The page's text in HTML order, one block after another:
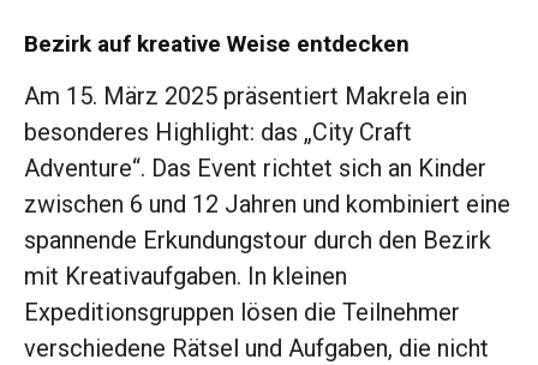
Bezirk auf kreative Weise entdecken
Am 15. März 2025 präsentiert Makrela ein
besonderes Highlight: das „City Craft
Adventure“. Das Event richtet sich an Kinder
zwischen 6 und 12 Jahren und kombiniert eine
spannende Erkundungstour durch den Bezirk
mit Kreativaufgaben. In kleinen
Expeditionsgruppen lösen die Teilnehmer
verschiedene Rätsel und Aufgaben, die nicht